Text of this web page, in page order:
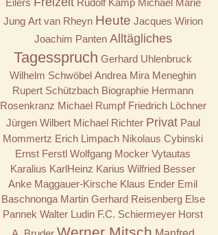
Eilers
Rudolf Kamp Michael Marie
Jung Art van Rheyn Heute Jacques Wirion
Joachim Panten Alltägliches
Tagesspruch Gerhard Uhlenbruck
Wilhelm Schwöbel Andrea Mira Meneghin
Rupert Schützbach Biographie Hermann
Rosenkranz Michael Rumpf Friedrich Löchner
Jürgen Wilbert Michael Richter Privat Paul
Mommertz Erich Limpach Nikolaus Cybinski
Ernst Ferstl Wolfgang Mocker Vytautas
Karalius KarlHeinz Karius Wilfried Besser
Anke Maggauer-Kirsche Klaus Ender Emil
Baschnonga Martin Gerhard Reisenberg Else
Pannek Walter Ludin F.C. Schiermeyer Horst